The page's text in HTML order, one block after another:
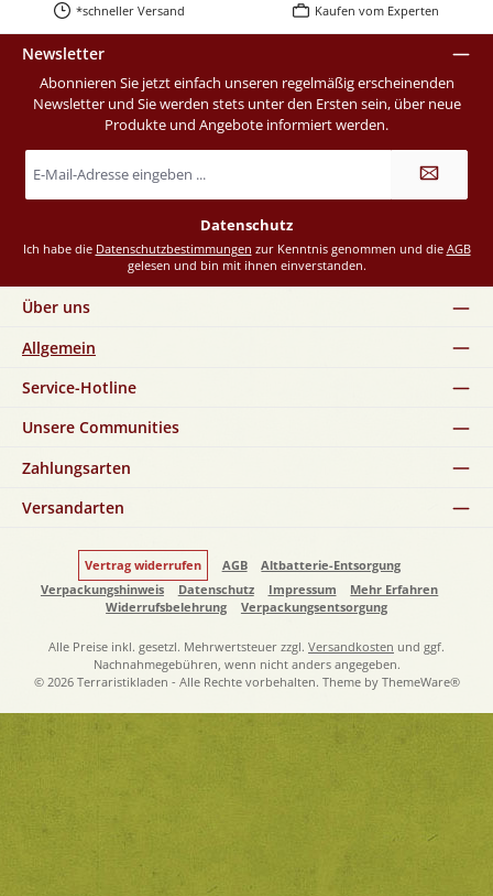
*schneller Versand Kaufen vom Experten
Newsletter
Abonnieren Sie jetzt einfach unseren regelmäßig erscheinenden
Newsletter und Sie werden stets unter den Ersten sein, über neue
Produkte und Angebote informiert werden.
Mail-
Datenschutz
Ich habe die Datenschutzbestimmungen zur Kenntnis genommen und die AGB
gelesen und bin mit ihnen einverstanden.
Über uns
Allgemein
Service-Hotline
Unsere Communities
Zahlungsarten
Versandarten
Vertrag widerrufen AGB
Altbatterie-Entsorgung
Verpackungshinweis
Datenschutz Impressum
Mehr Erfahren
Widerrufsbelehrung
Verpackungsentsorgung
Alle Preise inkl. gesetzl. Mehrwertsteuer zzgl. Versandkosten und ggf.
Nachnahmegebühren, wenn nicht anders angegeben.
© 2026 Terraristikladen - Alle Rechte vorbehalten. Theme by ThemeWare®